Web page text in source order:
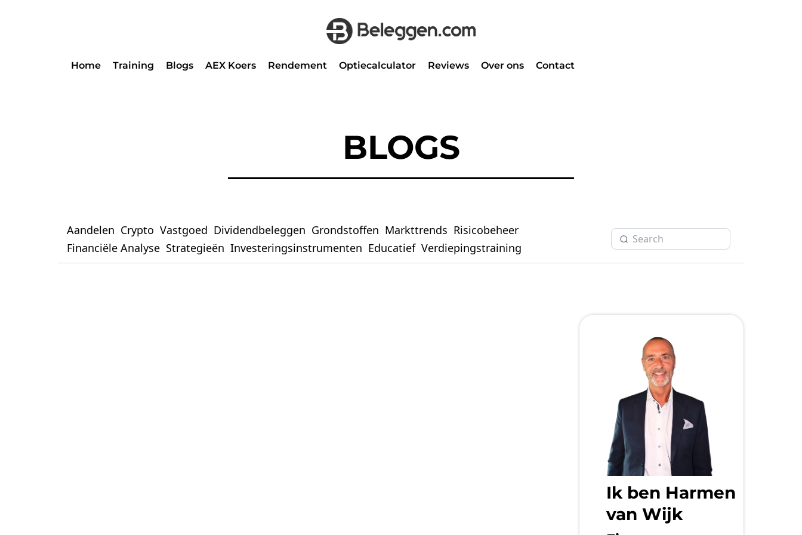
Home Training Blogs AEX Koers Rendement Optiecalculator Reviews Over ons Contact
BLOGS
Aandelen Crypto Vastgoed Dividendbeleggen Grondstoffen Markttrends Risicobeheer
Financiële Analyse Strategieën Investeringsinstrumenten Educatief Verdiepingstraining
Ik ben Harmen
van Wijk